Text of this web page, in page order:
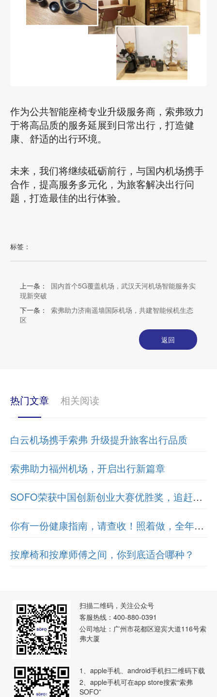
作为公共智能座椅专业升级服务商，索弗致力
于将高品质的服务延展到日常出行，打造健
康、舒适的出行环境。
未来，我们将继续砥砺前行，与国内机场携手
合作，提高服务多元化，为旅客解决出行问
题，打造最佳的出行体验。
标签：
上一条：
国内首个5G覆盖机场，武汉天河机场智能服务实
现新突破
下一条：
索弗助力济南遥墙国际机场，共建智能候机生态
区
返回
热门文章 相关阅读
白云机场携手索弗 升级提升旅客出行品质
索弗助力福州机场，开启出行新篇章
SOFO荣获中国创新创业大赛优胜奖，追赶创新之路
你有一份健康指南，请查收！照着做，全年少病痛
按摩椅和按摩师傅之间，你到底适合哪种？
扫描二维码，关注公众号
客服热线：400-880-0391
公司地址：广州市花都区迎宾大道116号索
弗大厦
1、apple手机、android手机扫二维码下载
2、apple手机可在app store搜索“索弗
SOFO”